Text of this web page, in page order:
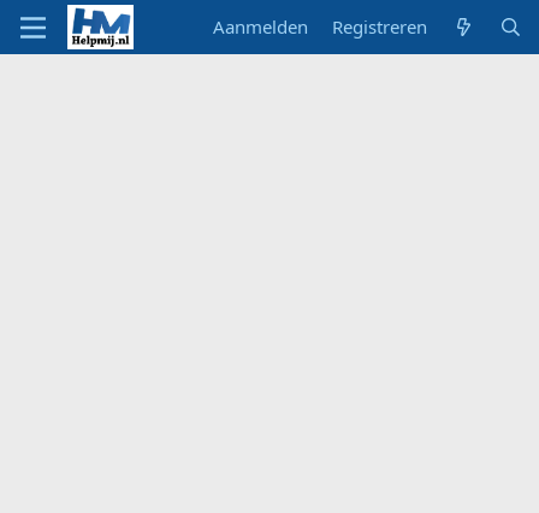
Aanmelden Registreren